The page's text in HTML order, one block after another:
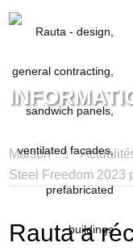
Maison
Steel Freedom 2023
Rauta a